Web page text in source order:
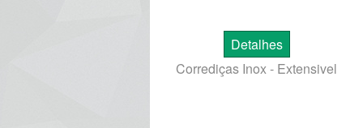
Detalhes
Corrediças Inox - Extensivel